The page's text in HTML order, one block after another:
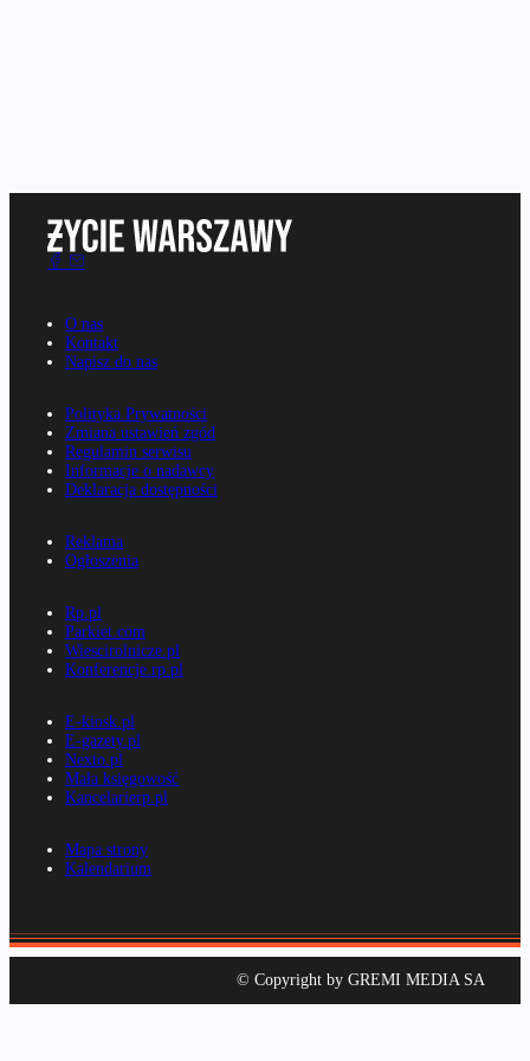
O nas
Kontakt
Napisz do nas
Polityka Prywatności
Zmiana ustawień zgód
Regulamin serwisu
Informacje o nadawcy
Deklaracja dostępności
Reklama
Ogłoszenia
Rp.pl
Parkiet.com
Wiescirolnicze.pl
Konferencje.rp.pl
E-kiosk.pl
E-gazety.pl
Nexto.pl
Mała księgowość
Kancelarierp.pl
Mapa strony
Kalendarium
© Copyright by GREMI MEDIA SA